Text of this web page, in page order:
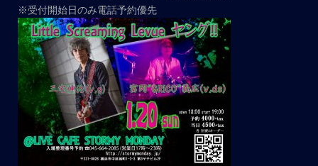
※受付開始日のみ電話予約優先